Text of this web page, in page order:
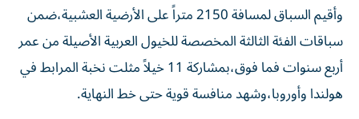
وأقيم السباق لمسافة 2150 متراً على الأرضية العشبية،ضمن
سباقات الفئة الثالثة المخصصة للخيول العربية الأصيلة من عمر
أربع سنوات فما فوق،بمشاركة 11 خيلاً مثلت نخبة المرابط في
هولندا وأوروبا،وشهد منافسة قوية حتى خط النهاية.